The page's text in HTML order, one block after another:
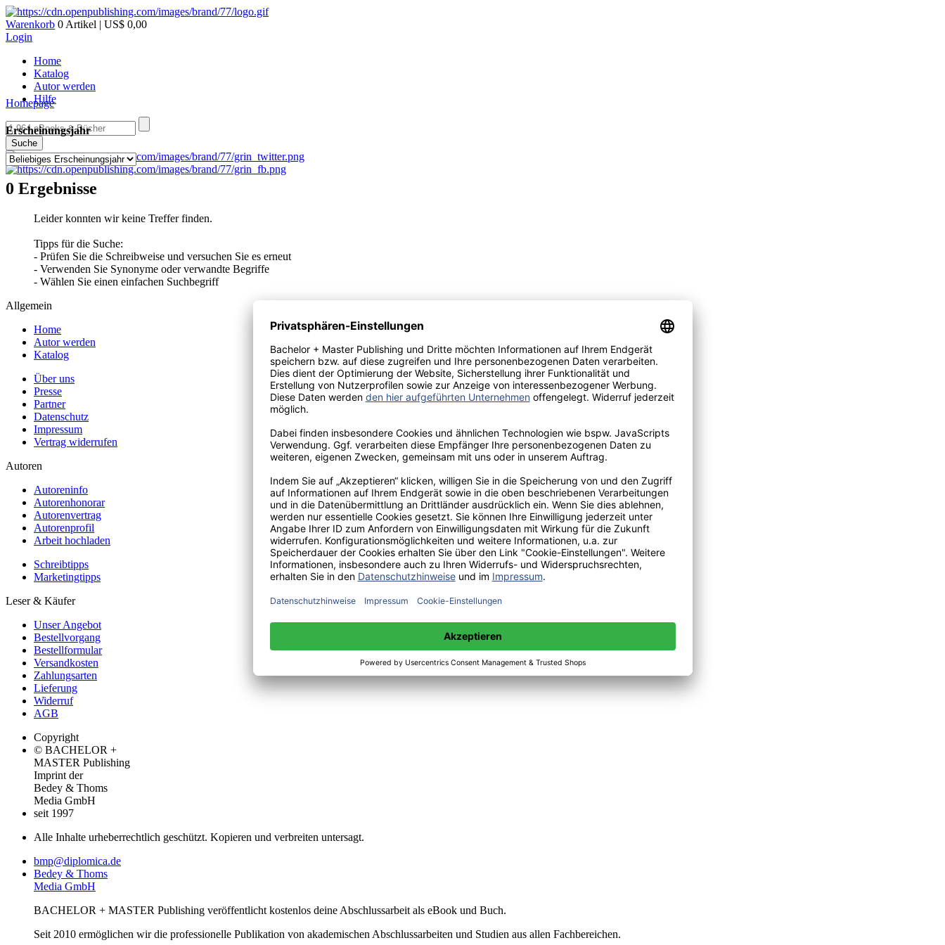
Warenkorb 0 Artikel | US$ 0,00
Login
Home
Katalog
Autor werden
Hilfe
Suche
Homepage
Erscheinungsjahr
0 Ergebnisse
Leider konnten wir keine Treffer finden.
Tipps für die Suche:
- Prüfen Sie die Schreibweise und versuchen Sie es erneut
- Verwenden Sie Synonyme oder verwandte Begriffe
- Wählen Sie einen einfachen Suchbegriff
Allgemein
Home
Autor werden
Katalog
Über uns
Presse
Partner
Datenschutz
Impressum
Vertrag widerrufen
Autoren
Autoreninfo
Autorenhonorar
Autorenvertrag
Autorenprofil
Arbeit hochladen
Schreibtipps
Marketingtipps
Leser & Käufer
Unser Angebot
Bestellvorgang
Bestellformular
Versandkosten
Zahlungsarten
Lieferung
Widerruf
AGB
Copyright
© BACHELOR +
MASTER Publishing
Imprint der
Bedey & Thoms
Media GmbH
seit 1997
Alle Inhalte urheberrechtlich geschützt. Kopieren und verbreiten untersagt.
bmp@diplomica.de
Bedey & Thoms
Media GmbH
BACHELOR + MASTER Publishing veröffentlicht kostenlos deine Abschlussarbeit als eBook und Buch.
Seit 2010 ermöglichen wir die professionelle Publikation von akademischen Abschlussarbeiten und Studien aus allen Fachbereichen.